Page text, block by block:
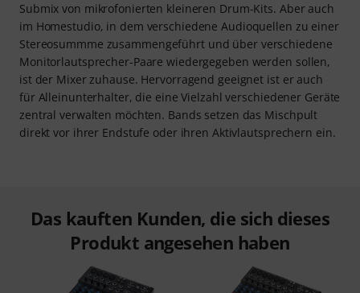
Submix von mikrofonierten kleineren Drum-Kits. Aber auch
im Homestudio, in dem verschiedene Audioquellen zu einer
Stereosummme zusammengeführt und über verschiedene
Monitorlautsprecher-Paare wiedergegeben werden sollen,
ist der Mixer zuhause. Hervorragend geeignet ist er auch
für Alleinunterhalter, die eine Vielzahl verschiedener Geräte
zentral verwalten möchten. Bands setzen das Mischpult
direkt vor ihrer Endstufe oder ihren Aktivlautsprechern ein.
Das kauften Kunden, die sich dieses
Produkt angesehen haben